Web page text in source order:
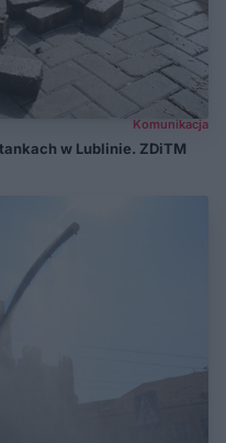
Komunikacja
w Lublinie. ZDiTM